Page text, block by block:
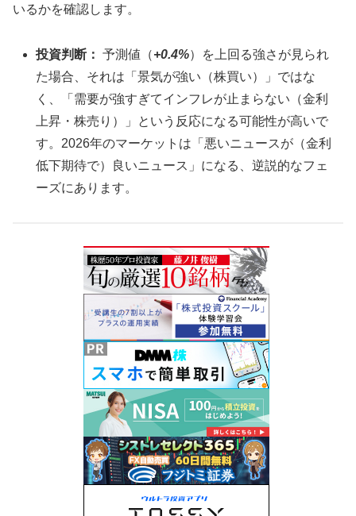
いるかを確認します。
投資判断： 予測値（+0.4%）を上回る強さが見られ
た場合、それは「景気が強い（株買い）」ではな
く、「需要が強すぎてインフレが止まらない（金利
上昇・株売り）」という反応になる可能性が高いで
す。2026年のマーケットは「悪いニュースが（金利
低下期待で）良いニュース」になる、逆説的なフェ
ーズにあります。